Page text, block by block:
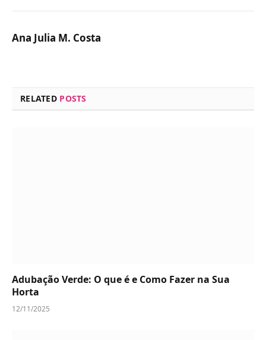
Ana Julia M. Costa
RELATED POSTS
Adubação Verde: O que é e Como Fazer na Sua
Horta
12/11/2025